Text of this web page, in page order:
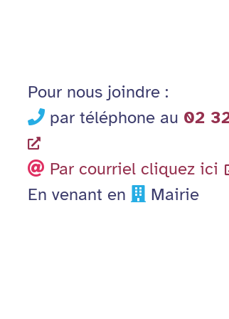
Pour nous joindre :
par téléphone au 02
Par courriel cliquez ici
En venant en
Mairie